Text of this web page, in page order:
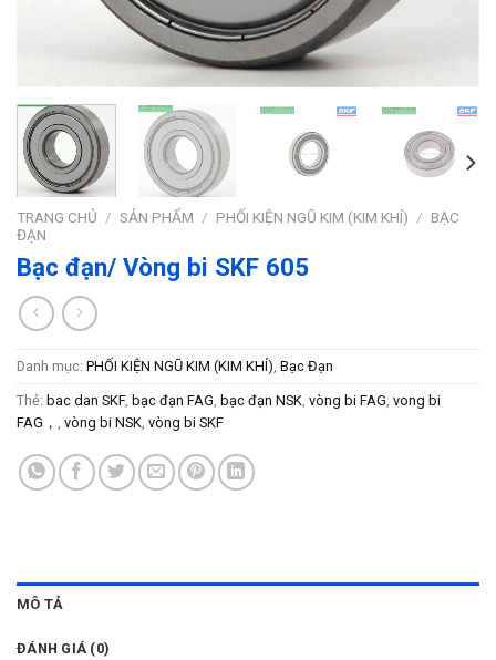
TRANG CHỦ / SẢN PHẨM / PHỐI KIỆN NGŨ KIM (KIM KHÍ) / BẠC
ĐẠN
Bạc đạn/ Vòng bi SKF 605
Danh mục: PHỐI KIỆN NGŨ KIM (KIM KHÍ), Bạc Đạn
Thẻ: bac dan SKF, bạc đạn FAG, bạc đạn NSK, vòng bi FAG, vong bi
FAG， , vòng bi NSK, vòng bi SKF
MÔ TẢ
ĐÁNH GIÁ (0)